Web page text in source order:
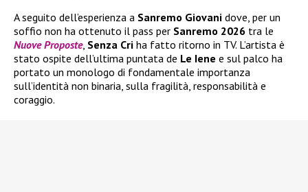
A seguito dell’esperienza a Sanremo Giovani dove, per un
soffio non ha ottenuto il pass per Sanremo 2026 tra le
Nuove Proposte, Senza Cri ha fatto ritorno in TV. L’artista è
stato ospite dell’ultima puntata de Le Iene e sul palco ha
portato un monologo di fondamentale importanza
sull’identità non binaria, sulla fragilità, responsabilità e
coraggio.